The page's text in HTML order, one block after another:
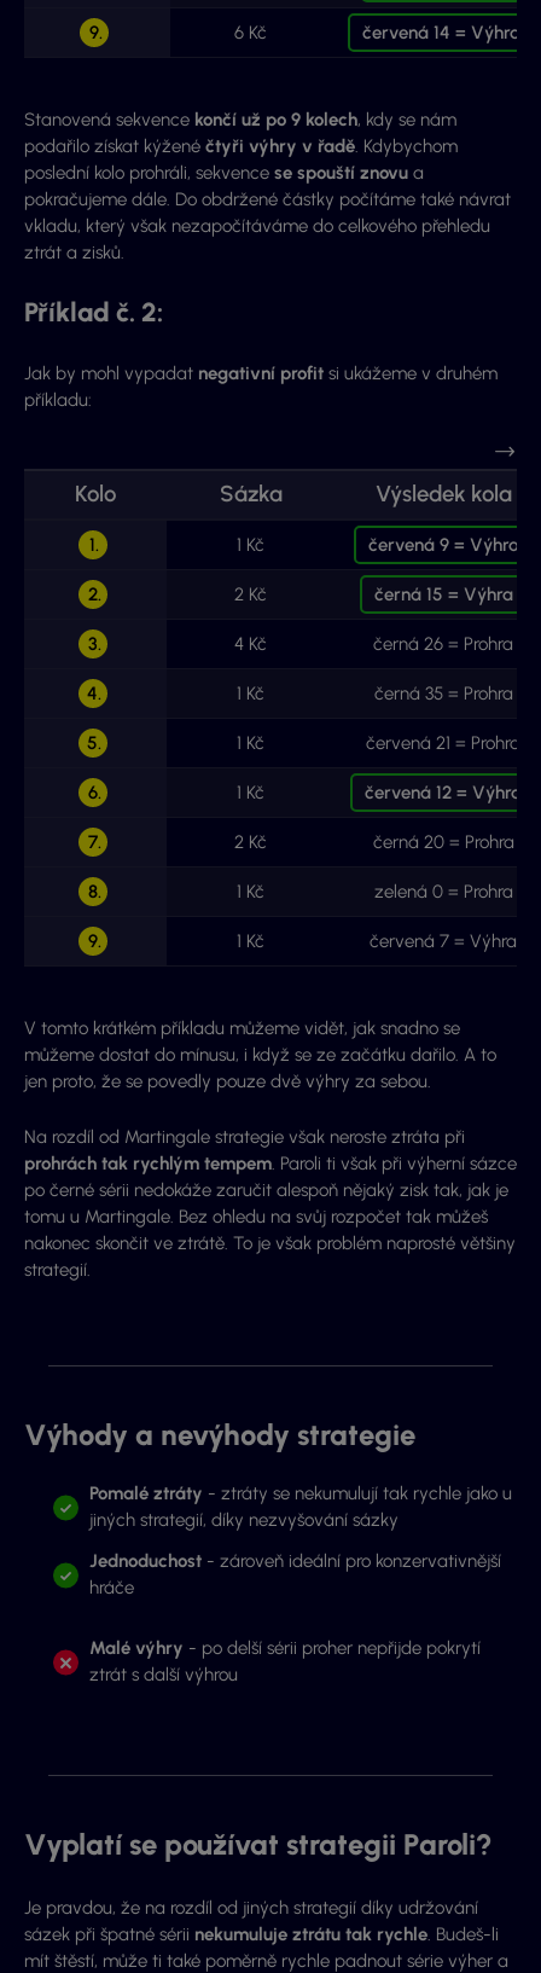
9. 6 Kč červená 14 = Výhra
Stanovená sekvence končí už po 9 kolech, kdy se nám
podařilo získat kýžené čtyři výhry v řadě. Kdybychom
poslední kolo prohráli, sekvence se spouští znovu a
pokračujeme dále. Do obdržené částky počítáme také návrat
vkladu, který však nezapočítáváme do celkového přehledu
ztrát a zisků.
Příklad č. 2:
Jak by mohl vypadat negativní profit si ukážeme v druhém
příkladu:
Kolo Sázka Výsledek kola
1. 1 Kč červená 9 = Výhra
2. 2 Kč černá 15 = Výhra
3. 4 Kč černá 26 = Prohra
4. 1 Kč černá 35 = Prohra
5. 1 Kč červená 21 = Prohra
6. 1 Kč červená 12 = Výhra
7. 2 Kč černá 20 = Prohra
8. 1 Kč zelená 0 = Prohra
9. 1 Kč červená 7 = Výhra
V tomto krátkém příkladu můžeme vidět, jak snadno se
můžeme dostat do mínusu, i když se ze začátku dařilo. A to
jen proto, že se povedly pouze dvě výhry za sebou.
Na rozdíl od Martingale strategie však neroste ztráta při
prohrách tak rychlým tempem. Paroli ti však při výherní sázce
po černé sérii nedokáže zaručit alespoň nějaký zisk tak, jak je
tomu u Martingale. Bez ohledu na svůj rozpočet tak můžeš
nakonec skončit ve ztrátě. To je však problém naprosté většiny
strategií.
Výhody a nevýhody strategie
Pomalé ztráty - ztráty se nekumulují tak rychle jako u
jiných strategií, díky nezvyšování sázky
Jednoduchost - zároveň ideální pro konzervativnější
hráče
Malé výhry - po delší sérii proher nepřijde pokrytí
ztrát s další výhrou
Vyplatí se používat strategii Paroli?
Je pravdou, že na rozdíl od jiných strategií díky udržování
sázek při špatné sérii nekumuluje ztrátu tak rychle. Budeš-li
mít štěstí, může ti také poměrně rychle padnout série výher a